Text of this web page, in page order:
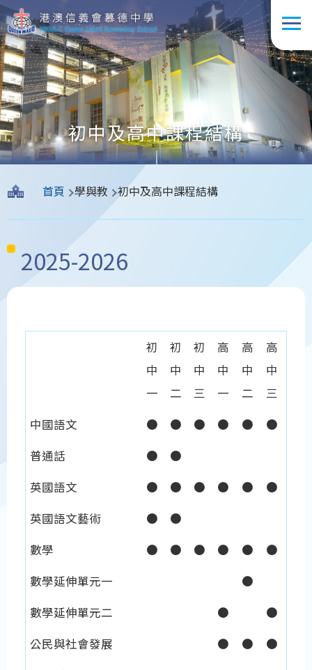
移至主內容
初中及高中課程結構
航
連
結
首頁 學與教 初中及高中⁠課程結構
2025-2026
初
中
一
初
中
二
初
中
三
高
中
一
高
中
二
高
中
三
中國語文
● ● ● ● ●
●
普通話
●
●
英國語文
● ● ● ● ●
●
英國語文藝術
●
●
數學
● ● ● ● ●
●
數學延伸單元一
●
數學延伸單元二
●
●
公民與社會發展
● ●
●